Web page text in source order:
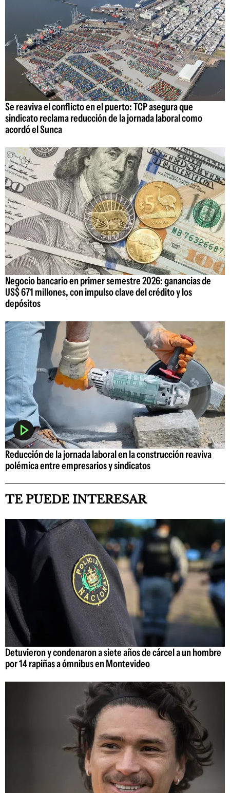
Se reaviva el conflicto en el puerto: TCP asegura que
sindicato reclama reducción de la jornada laboral como
acordó el Sunca
Negocio bancario en primer semestre 2026: ganancias de
US$ 671 millones, con impulso clave del crédito y los
depósitos
Reducción de la jornada laboral en la construcción reaviva
polémica entre empresarios y sindicatos
TE PUEDE INTERESAR
Detuvieron y condenaron a siete años de cárcel a un hombre
por 14 rapiñas a ómnibus en Montevideo